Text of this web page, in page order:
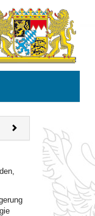
VorherigesNächstes
Dokument